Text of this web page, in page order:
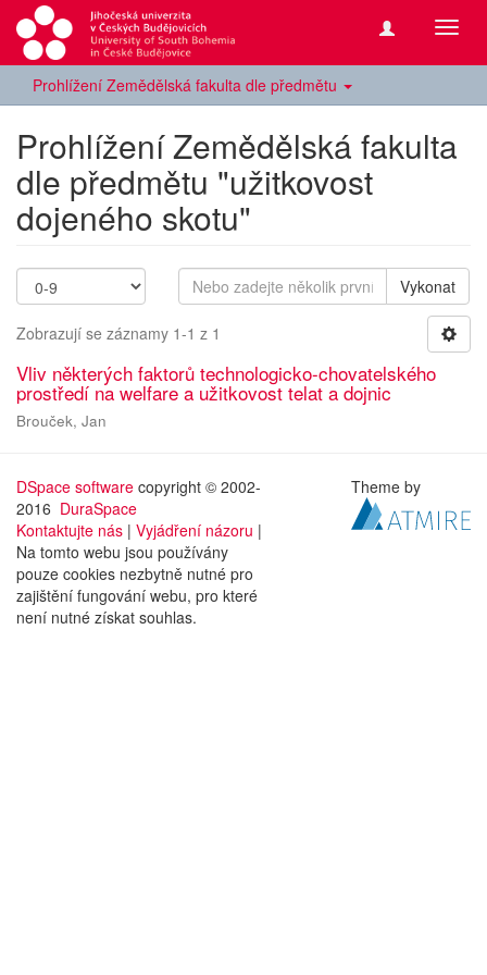
Prohlížení Zemědělská fakulta dle předmětu
Prohlížení Zemědělská fakulta
dle předmětu "užitkovost
dojeného skotu"
Vykonat
Zobrazují se záznamy 1-1 z 1
Vliv některých faktorů technologicko-chovatelského
prostředí na welfare a užitkovost telat a dojnic
Brouček, Jan
DSpace software copyright © 2002-
2016 DuraSpace
Kontaktujte nás | Vyjádření názoru |
Na tomto webu jsou používány
pouze cookies nezbytně nutné pro
zajištění fungování webu, pro které
není nutné získat souhlas.
Theme by